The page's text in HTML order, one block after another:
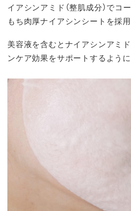
イアシンアミド（整肌成分）でコ
もち肉厚ナイアシンシートを採用
美容液を含むとナイアシンアミ
ンケア効果をサポートするように